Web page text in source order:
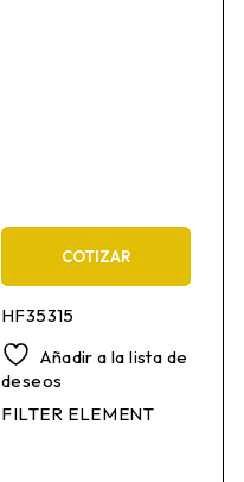
COTIZAR
HF35315
Añadir a la lista de
deseos
FILTER ELEMENT